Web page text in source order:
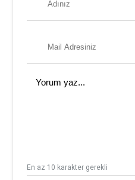
En az 10 karakter gerekli